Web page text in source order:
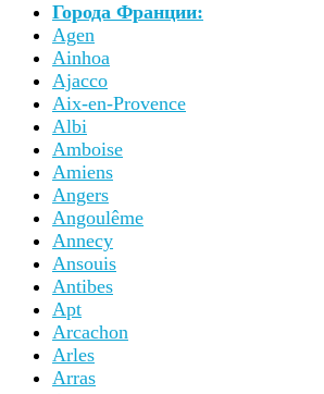
Города Франции:
Agen
Ainhoa
Ajacco
Aix-en-Provence
Albi
Amboise
Amiens
Angers
Angoulême
Annecy
Ansouis
Antibes
Apt
Arcachon
Arles
Arras